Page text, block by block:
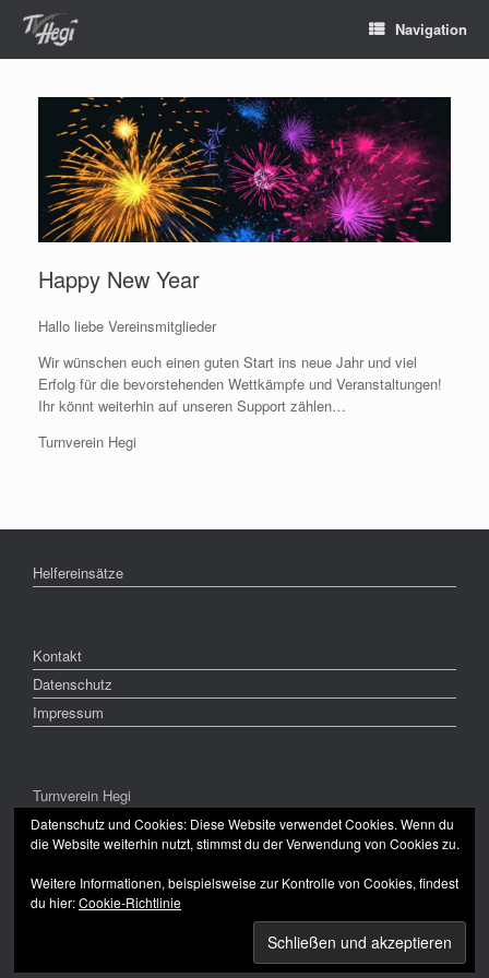
Navigation
Happy New Year
Hallo liebe Vereinsmitglieder
Wir wünschen euch einen guten Start ins neue Jahr und viel
Erfolg für die bevorstehenden Wettkämpfe und Veranstaltungen!
Ihr könnt weiterhin auf unseren Support zählen…
Turnverein Hegi
Helfereinsätze
Kontakt
Datenschutz
Impressum
Turnverein Hegi
CH-8409 Winterthur
Datenschutz und Cookies: Diese Website verwendet Cookies. Wenn du
die Website weiterhin nutzt, stimmst du der Verwendung von Cookies zu.
Weitere Informationen, beispielsweise zur Kontrolle von Cookies, findest
du hier:Cookie-Richtlinie